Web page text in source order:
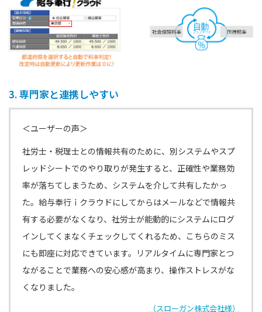
3. 専門家と連携しやすい
＜ユーザーの声＞
社労士・税理士との情報共有のために、別システムやスプ
レッドシートでのやり取りが発生すると、正確性や業務効
率が落ちてしまうため、システムを介して共有したかっ
た。給与奉行ｉクラウドにしてからはメールなどで情報共
有する必要がなくなり、社労士が能動的にシステムにログ
インしてくまなくチェックしてくれるため、こちらのミス
にも即座に対応できています。リアルタイムに専門家とつ
ながることで業務への安心感が高まり、操作ストレスがな
くなりました。
（スローガン株式会社様）